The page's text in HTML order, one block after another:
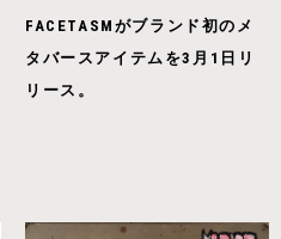
FACETASMがブランド初のメ
タバースアイテムを3月1日リ
リース。